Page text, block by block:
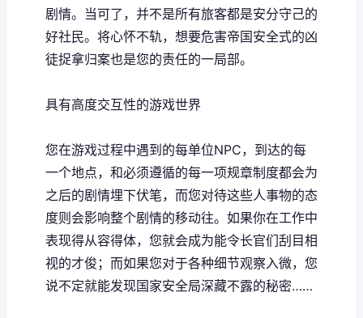
剧情。当可了，并不是所有旅客都是安分守己的
好社民。将心怀不轨，想要危害帝国安全式的凶
徒捉拿归案也是您的责任的一局部。
具有高度交互性的游戏世界
您在游戏过程中遇到的每单位NPC，到达的每
一个地点，和必须遵循的每一项规章制度都会为
之后的剧情埋下伏笔，而您对待这些人事物的态
度则会影响整个剧情的移动往。如果你在工作中
表现得从容得体，您就会成为能令长官们刮目相
视的才俊；而如果您对于各种细节观察入微，您
说不定就能发现国家安全局深藏不露的秘密……